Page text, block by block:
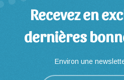
Recevez en
dernières
Environ une